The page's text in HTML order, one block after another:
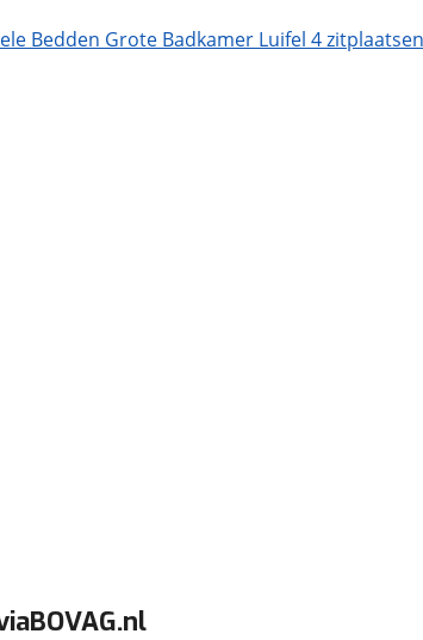
Bedden Grote Badkamer Luifel 4 zitplaatsen